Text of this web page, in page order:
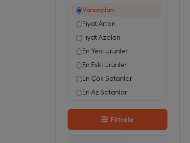
Varsayılan
Fiyat Artan
Fiyat Azalan
En Yeni Ürünler
En Eski Ürünler
En Çok Satanlar
En Az Satanlar
Stok ArtanFiltrele